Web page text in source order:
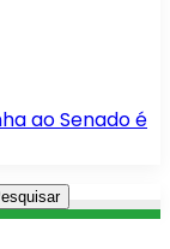
ao Senado é